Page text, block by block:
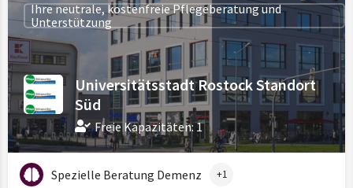
Universitätsstadt Rostock Standort
Süd
Freie Kapazitäten: 1
Ihre neutrale, kostenfreie Pflegeberatung und
Unterstützung
Spezielle Beratung Demenz +1